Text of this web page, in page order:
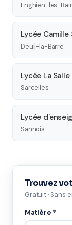
Enghien-les-
Lycée Camille
Deuil-la-Barre
Lycée La
Sarcelles
Lycée
Sannois
Trouvez
Gratuit · Sans
Matière *